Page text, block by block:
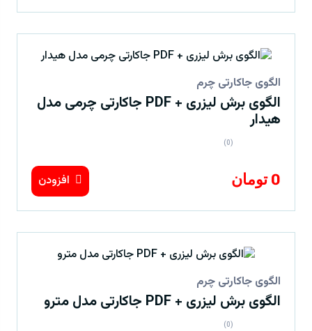
الگوی جاکارتی چرم
الگوی برش لیزری + PDF جاکارتی چرمی مدل
هیدار
(0)
0 تومان افزودن
الگوی جاکارتی چرم
الگوی برش لیزری + PDF جاکارتی مدل مترو
(0)